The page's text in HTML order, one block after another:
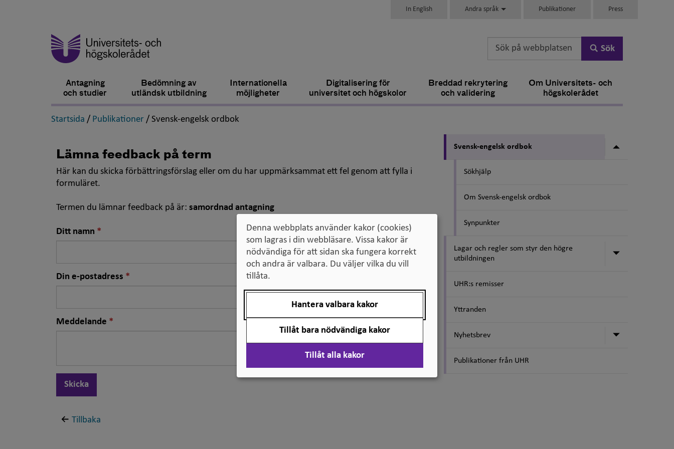
In English Andra språk Publikationer Press
Sök
Antagning
och studier
Bedömning av
utländsk utbildning
Internationella
möjligheter
Digitalisering för
universitet och högskolor
Breddad rekrytering
och validering
Om Universitets- och
högskolerådet
Startsida ,
/ Publikationer ,
/ Svensk-engelsk ordbok
Lämna feedback på term
Här kan du skicka förbättringsförslag eller om du har uppmärksammat ett fel genom att fylla i
formuläret.
Termen du lämnar feedback på är: samordnad antagning
Ditt namn Nödvändigt
fält
Din e-postadress Nödvändigt
fält
Meddelande Nödvändigt
fält
Skicka
Tillbaka
Svensk-engelsk ordbok Undermeny
Sökhjälp
Om Svensk-engelsk ordbok
Synpunkter
Lagar och regler som styr den högre
utbildningen
Undermeny
UHR:s remisser
Yttranden
Nyhetsbrev Undermeny
Publikationer från UHR
Denna webbplats använder kakor (cookies)
som lagras i din webbläsare. Vissa kakor är
nödvändiga för att sidan ska fungera korrekt
och andra är valbara. Du väljer vilka du vill
tillåta.
Hantera valbara kakor
Tillåt bara nödvändiga kakor
Tillåt alla kakor